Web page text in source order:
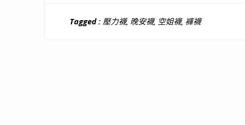
Tagged :壓力襪, 晚安襪, 空姐襪, 褲襪